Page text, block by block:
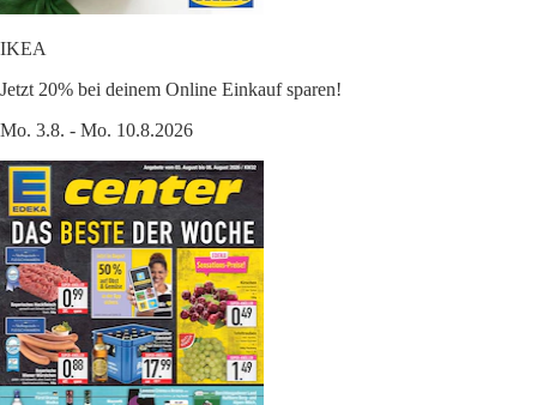
IKEA
Jetzt 20% bei deinem Online Einkauf sparen!
Mo. 3.8. - Mo. 10.8.2026